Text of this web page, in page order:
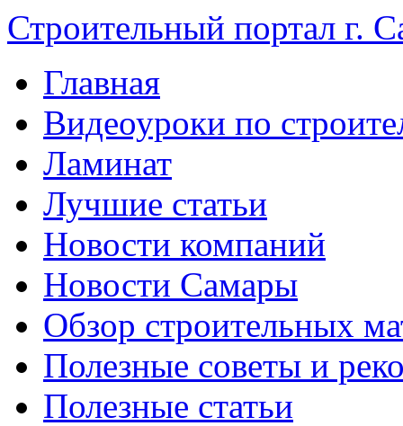
Строительный портал г.
Главная
Видеоуроки по
Ламинат
Лучшие статьи
Новости компаний
Новости Самары
Обзор строительных
Полезные советы и
Полезные статьи